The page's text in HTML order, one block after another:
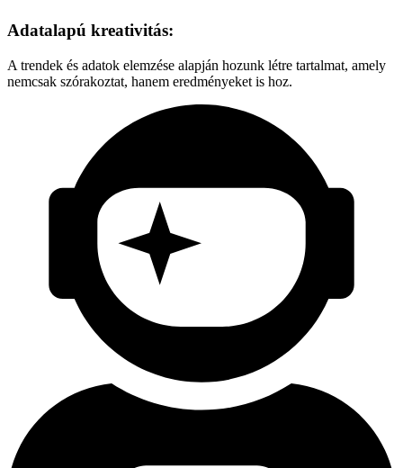
Adatalapú kreativitás:
A trendek és adatok elemzése alapján hozunk létre tartalmat, amely
nemcsak szórakoztat, hanem eredményeket is hoz.